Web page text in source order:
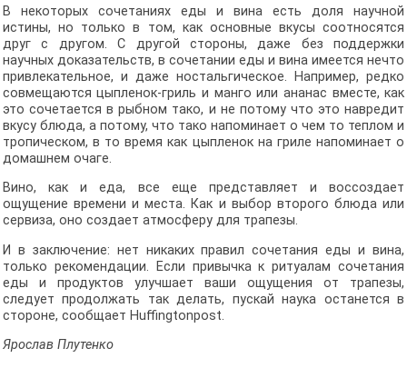
В некоторых сочетаниях еды и вина есть доля научной
истины, но только в том, как основные вкусы соотносятся
друг с другом. С другой стороны, даже без поддержки
научных доказательств, в сочетании еды и вина имеется нечто
привлекательное, и даже ностальгическое. Например, редко
совмещаются цыпленок-гриль и манго или ананас вместе, как
это сочетается в рыбном тако, и не потому что это навредит
вкусу блюда, а потому, что тако напоминает о чем то теплом и
тропическом, в то время как цыпленок на гриле напоминает о
домашнем очаге.
Вино, как и еда, все еще представляет и воссоздает
ощущение времени и места. Как и выбор второго блюда или
сервиза, оно создает атмосферу для трапезы.
И в заключение: нет никаких правил сочетания еды и вина,
только рекомендации. Если привычка к ритуалам сочетания
еды и продуктов улучшает ваши ощущения от трапезы,
следует продолжать так делать, пускай наука останется в
стороне, сообщает Huffingtonpost.
Ярослав Плутенко